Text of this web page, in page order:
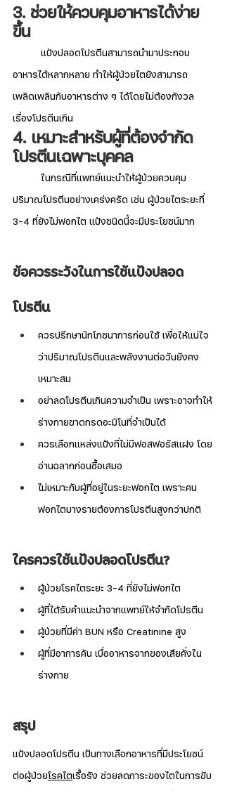
3. ช่วยให้ควบคุมอาหารได้ง่าย
ขึ้น
อาหารได้หลากหลาย ทำให้ผู้ป่วยไตยังสามารถ
เพลิดเพลินกับอาหารต่าง ๆ ได้โดยไม่ต้องกังวล
เรื่องโปรตีนเกิน
4. เหมาะสำหรับผู้ที่ต้องจำกัด
โปรตีนเฉพาะบุคคล
ปริมาณโปรตีนอย่างเคร่งครัด เช่น ผู้ป่วยไตระยะที่
3-4 ที่ยังไม่ฟอกไต แป้งชนิดนี้จะมีประโยชน์มาก
ข้อควรระวังในการใช้แป้งปลอด
โปรตีน
ควรปรึกษานักโภชนาการก่อนใช้ เพื่อให้แน่ใจ
ว่าปริมาณโปรตีนและพลังงานต่อวันยังคง
เหมาะสม
อย่าลดโปรตีนเกินความจำเป็น เพราะอาจทำให้
ร่างกายขาดกรดอะมิโนที่จำเป็นได้
ควรเลือกแหล่งแป้งที่ไม่มีฟอสฟอรัสแฝง โดย
อ่านฉลากก่อนซื้อเสมอ
ไม่เหมาะกับผู้ที่อยู่ในระยะฟอกไต เพราะคน
ฟอกไตบางรายต้องการโปรตีนสูงกว่าปกติ
ใครควรใช้แป้งปลอดโปรตีน?
ผู้ป่วยโรคไตระยะ 3-4 ที่ยังไม่ฟอกไต
ผู้ที่ได้รับคำแนะนำจากแพทย์ให้จำกัดโปรตีน
ผู้ป่วยที่มีค่า BUN หรือ Creatinine สูง
ผู้ที่มีอาการคัน เบื่ออาหารจากของเสียคั่งใน
ร่างกาย
สรุป
แป้งปลอดโปรตีน เป็นทางเลือกอาหารที่มีประโยชน์
ต่อผู้ป่วยโรคไตเรื้อรัง ช่วยลดภาระของไตในการขับ